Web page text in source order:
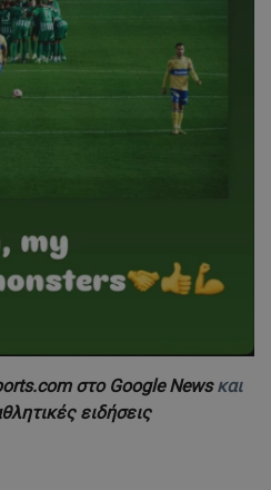
στο Google Newsκαι
ειδήσεις